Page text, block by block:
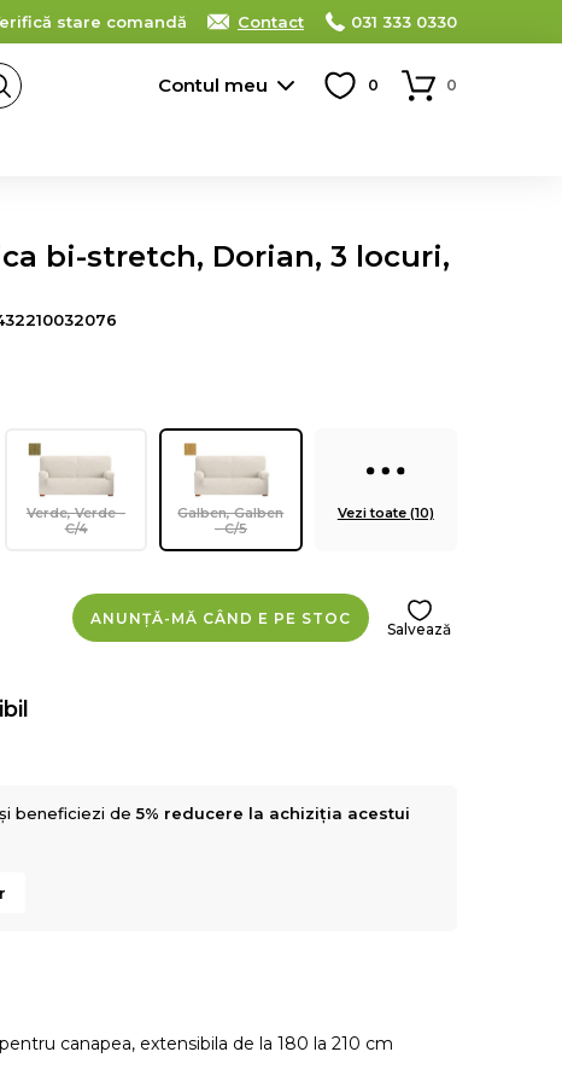
stare comandă Contact 031 333 0330
Contul meu 0 0
bi-stretch, Dorian, 3 locuri,
Verde, Verde -
C/4
Galben, Galben
- C/5
Vezi toate (10)
ANUNȚĂ-MĂ CÂND E PE STOC
Salvează
beneficiezi de5% reducere la achiziția acestui
canapea, extensibila de la 180 la 210 cm